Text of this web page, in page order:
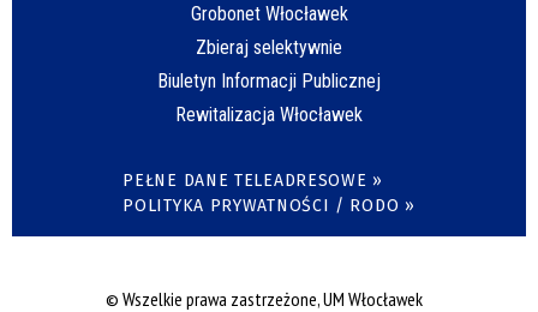
Grobonet Włocławek
Zbieraj selektywnie
Biuletyn Informacji Publicznej
Rewitalizacja Włocławek
PEŁNE DANE TELEADRESOWE »
POLITYKA PRYWATNOŚCI / RODO »
© Wszelkie prawa zastrzeżone, UM Włocławek